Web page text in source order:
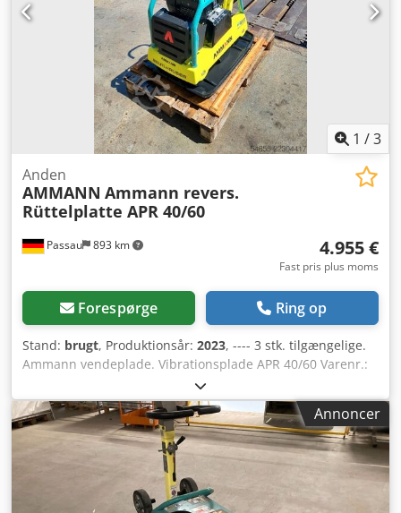
1 /3
Passau 893 km
Anden
AMMANN Ammann revers.
Rüttelplatte APR 40/60
4.955 €
Fast pris plus moms
Forespørge Ring op
Stand: brugt, Produktionsår: 2023, ---- 3 stk. tilgængelige.
Ammann vendeplade. Vibrationsplade APR 40/60 Varenr.:
100563147 Årgang: 2023 Ammann vendeplade.
Vibrationsplade APR 40/60 Varenr.: 100563148 Årgang:
2023 Data: Dsdpfx Aszkzzbegvskr Motor: Hatz / Diesel
Maskinvægt: 284 kg Kompakteringsbredde: 600 mm
Annoncer